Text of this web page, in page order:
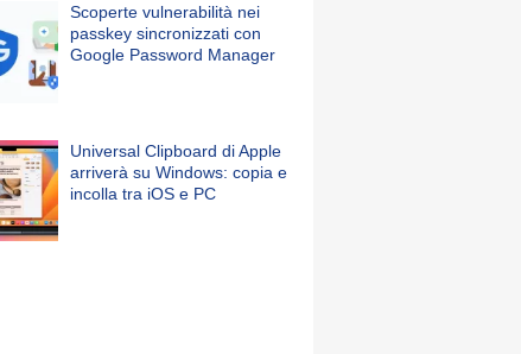
Scoperte vulnerabilità nei
passkey sincronizzati con
Google Password Manager
Universal Clipboard di Apple
arriverà su Windows: copia e
incolla tra iOS e PC